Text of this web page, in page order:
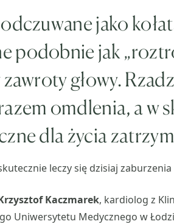
jako
podobnie jak
głowy.
omdlenia, a w
dla życia
leczy się dzisiaj
Kaczmarek, kardiolog z
Uniwersytetu Medycznego w